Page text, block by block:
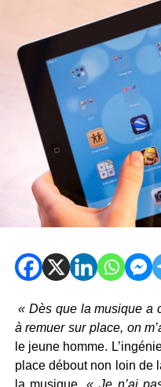
« Dès que la musique a
à remuer sur place, on
le jeune homme.
place débout non loin de